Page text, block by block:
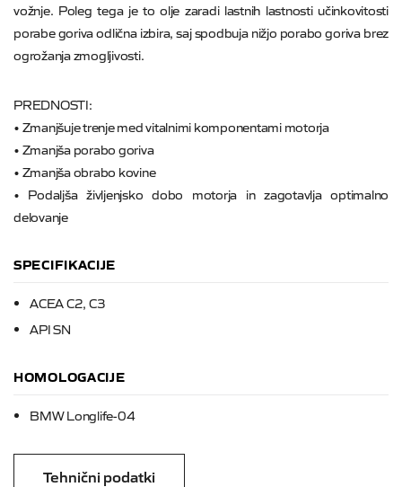
vožnje. Poleg tega je to olje zaradi lastnih lastnosti učinkovitosti
porabe goriva odlična izbira, saj spodbuja nižjo porabo goriva brez
ogrožanja zmogljivosti.
PREDNOSTI:
• Zmanjšuje trenje med vitalnimi komponentami motorja
• Zmanjša porabo goriva
• Zmanjša obrabo kovine
• Podaljša življenjsko dobo motorja in zagotavlja optimalno
delovanje
SPECIFIKACIJE
ACEA C2, C3
API SN
HOMOLOGACIJE
BMW Longlife-04
Tehnični podatki